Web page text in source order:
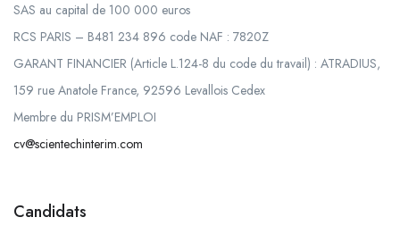
SAS au capital de 100 000 euros
RCS PARIS – B481 234 896 code NAF : 7820Z
GARANT FINANCIER (Article L.124-8 du code du travail) : ATRADIUS,
159 rue Anatole France, 92596 Levallois Cedex
Membre du PRISM’EMPLOI
cv@scientechinterim.com
Candidats